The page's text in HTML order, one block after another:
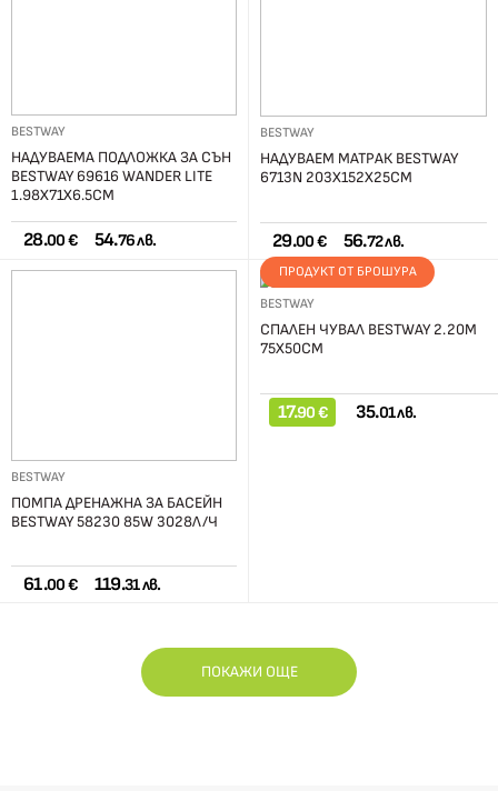
BESTWAY
НАДУВАЕМА ПОДЛОЖКА ЗА СЪН
BESTWAY 69616 WANDER LITE
1.98X71X6.5CМ
28.00 € 54.76 лв.
BESTWAY
НАДУВАЕМ МАТРАК BESTWAY
6713N 203X152X25СМ
29.00 € 56.72 лв.
BESTWAY
ПОМПА ДРЕНАЖНА ЗА БАСЕЙН
BESTWAY 58230 85W 3028Л/Ч
61.00 € 119.31 лв.
ПРОДУКТ ОТ БРОШУРА
BESTWAY
СПАЛЕН ЧУВАЛ BESTWAY 2.20М
75X50СМ
17.90 € 35.01 лв.
ПОКАЖИ ОЩЕ